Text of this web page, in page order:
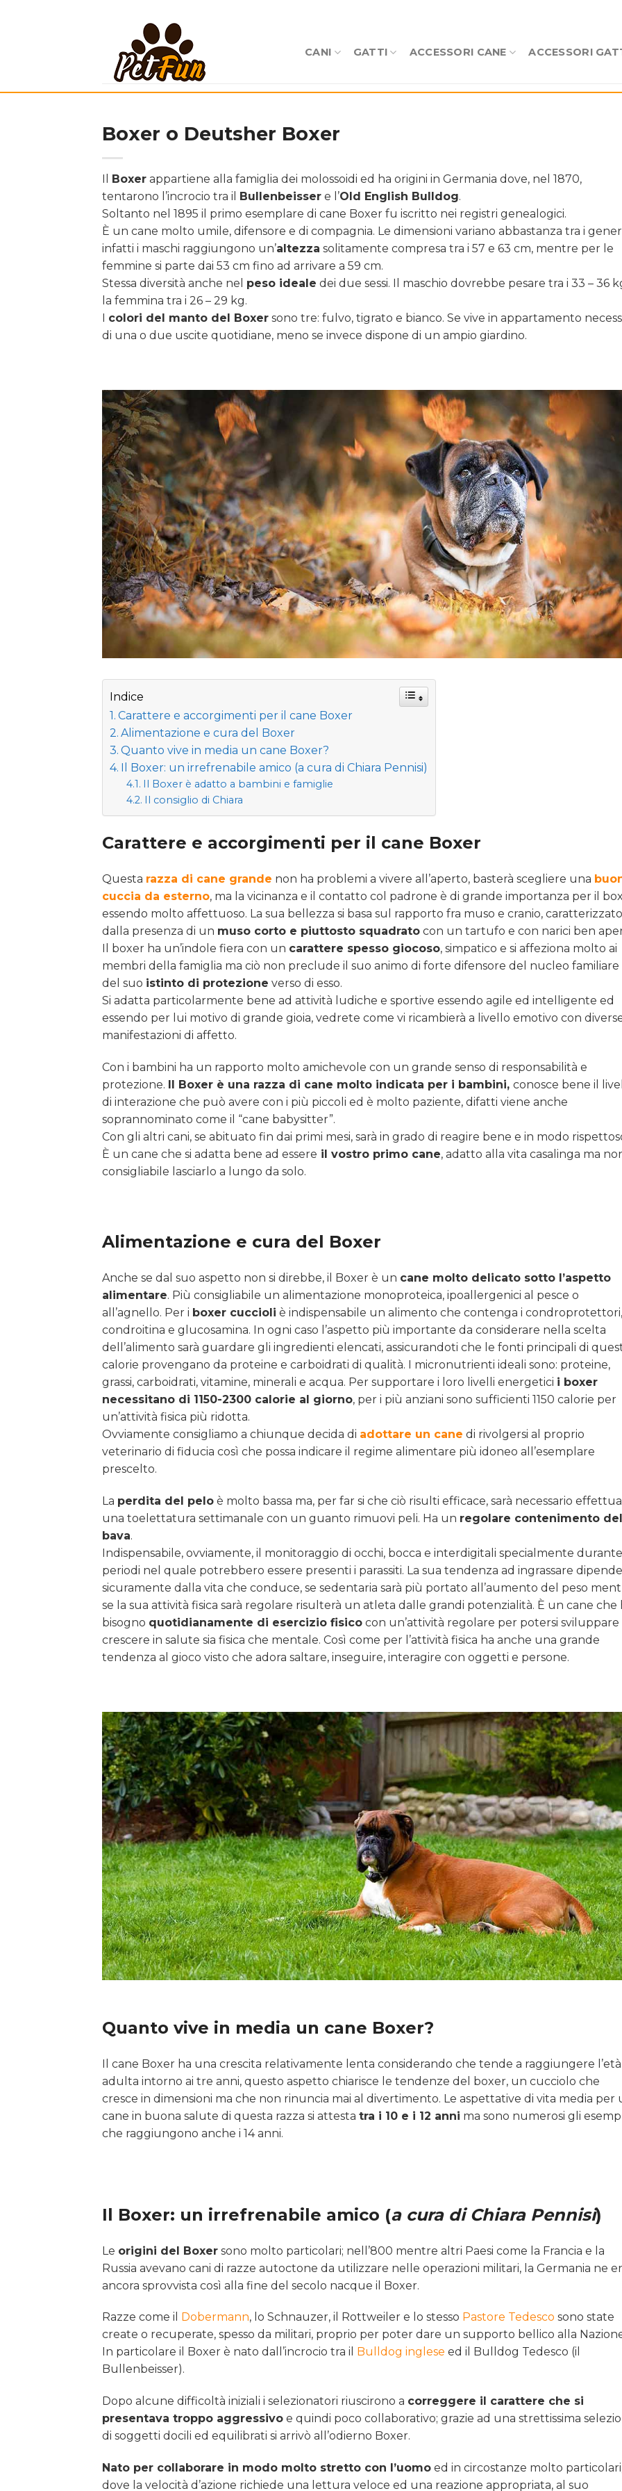
CANI GATTI ACCESSORI CANE ACCESSORI
Boxer o Deutsher Boxer
Il Boxer appartiene alla famiglia dei molossoidi ed ha origini in Germania dove, nel 1870,
tentarono l’incrocio tra il Bullenbeisser e l’Old English Bulldog.
Soltanto nel 1895 il primo esemplare di cane Boxer fu iscritto nei registri genealogici.
È un cane molto umile, difensore e di compagnia. Le dimensioni variano abbastanza tra i
infatti i maschi raggiungono un’altezza solitamente compresa tra i 57 e 63 cm, mentre per le
femmine si parte dai 53 cm fino ad arrivare a 59 cm.
Stessa diversità anche nel peso ideale dei due sessi. Il maschio dovrebbe pesare tra i 33 – 36
la femmina tra i 26 – 29 kg.
I colori del manto del Boxer sono tre: fulvo, tigrato e bianco. Se vive in appartamento
di una o due uscite quotidiane, meno se invece dispone di un ampio giardino.
Indice
Carattere e accorgimenti per il cane Boxer
Alimentazione e cura del Boxer
Quanto vive in media un cane Boxer?
Il Boxer: un irrefrenabile amico (a cura di Chiara Pennisi)
Il Boxer è adatto a bambini e famiglie
Il consiglio di Chiara
Carattere e accorgimenti per il cane Boxer
Questa razza di cane grande non ha problemi a vivere all’aperto, basterà scegliere una
cuccia da esterno, ma la vicinanza e il contatto col padrone è di grande importanza per il
essendo molto affettuoso. La sua bellezza si basa sul rapporto fra muso e cranio, caratterizzato
dalla presenza di un muso corto e piuttosto squadrato con un tartufo e con narici ben
Il boxer ha un’indole fiera con un carattere spesso giocoso, simpatico e si affeziona molto ai
membri della famiglia ma ciò non preclude il suo animo di forte difensore del nucleo familiare
del suo istinto di protezione verso di esso.
Si adatta particolarmente bene ad attività ludiche e sportive essendo agile ed intelligente ed
essendo per lui motivo di grande gioia, vedrete come vi ricambierà a livello emotivo con
manifestazioni di affetto.
Con i bambini ha un rapporto molto amichevole con un grande senso di responsabilità e
protezione. Il Boxer è una razza di cane molto indicata per i bambini, conosce bene il
di interazione che può avere con i più piccoli ed è molto paziente, difatti viene anche
soprannominato come il “cane babysitter”.
Con gli altri cani, se abituato fin dai primi mesi, sarà in grado di reagire bene e in modo
È un cane che si adatta bene ad essere il vostro primo cane, adatto alla vita casalinga ma
consigliabile lasciarlo a lungo da solo.
Alimentazione e cura del Boxer
Anche se dal suo aspetto non si direbbe, il Boxer è un cane molto delicato sotto l’aspetto
alimentare. Più consigliabile un alimentazione monoproteica, ipoallergenici al pesce o
all’agnello. Per i boxer cuccioli è indispensabile un alimento che contenga i condroprotettori,
condroitina e glucosamina. In ogni caso l’aspetto più importante da considerare nella scelta
dell’alimento sarà guardare gli ingredienti elencati, assicurandoti che le fonti principali di
calorie provengano da proteine e carboidrati di qualità. I micronutrienti ideali sono: proteine,
grassi, carboidrati, vitamine, minerali e acqua. Per supportare i loro livelli energetici i boxer
necessitano di 1150-2300 calorie al giorno, per i più anziani sono sufficienti 1150 calorie per
un’attività fisica più ridotta.
Ovviamente consigliamo a chiunque decida di adottare un cane di rivolgersi al proprio
veterinario di fiducia così che possa indicare il regime alimentare più idoneo all’esemplare
prescelto.
La perdita del pelo è molto bassa ma, per far si che ciò risulti efficace, sarà necessario
una toelettatura settimanale con un guanto rimuovi peli. Ha un regolare contenimento
bava.
Indispensabile, ovviamente, il monitoraggio di occhi, bocca e interdigitali specialmente
periodi nel quale potrebbero essere presenti i parassiti. La sua tendenza ad ingrassare dipende
sicuramente dalla vita che conduce, se sedentaria sarà più portato all’aumento del peso
se la sua attività fisica sarà regolare risulterà un atleta dalle grandi potenzialità. È un cane che
bisogno quotidianamente di esercizio fisico con un’attività regolare per potersi sviluppare
crescere in salute sia fisica che mentale. Così come per l’attività fisica ha anche una grande
tendenza al gioco visto che adora saltare, inseguire, interagire con oggetti e persone.
Quanto vive in media un cane Boxer?
Il cane Boxer ha una crescita relativamente lenta considerando che tende a raggiungere l’età
adulta intorno ai tre anni, questo aspetto chiarisce le tendenze del boxer, un cucciolo che
cresce in dimensioni ma che non rinuncia mai al divertimento. Le aspettative di vita media per
cane in buona salute di questa razza si attesta tra i 10 e i 12 anni ma sono numerosi gli
che raggiungono anche i 14 anni.
Il Boxer: un irrefrenabile amico (a cura di Chiara Pennisi)
Le origini del Boxer sono molto particolari; nell’800 mentre altri Paesi come la Francia e la
Russia avevano cani di razze autoctone da utilizzare nelle operazioni militari, la Germania ne
ancora sprovvista così alla fine del secolo nacque il Boxer.
Razze come il Dobermann, lo Schnauzer, il Rottweiler e lo stesso Pastore Tedesco sono state
create o recuperate, spesso da militari, proprio per poter dare un supporto bellico alla
In particolare il Boxer è nato dall’incrocio tra il
Bulldog inglese ed il Bulldog Tedesco (il
Bullenbeisser).
Dopo alcune difficoltà iniziali i selezionatori riuscirono a correggere il carattere che si
presentava troppo aggressivo e quindi poco collaborativo; grazie ad una strettissima
di soggetti docili ed equilibrati si arrivò all’odierno Boxer.
Nato per collaborare in modo molto stretto con l’uomo ed in circostanze molto
dove la velocità d’azione richiede una lettura veloce ed una reazione appropriata, al suo